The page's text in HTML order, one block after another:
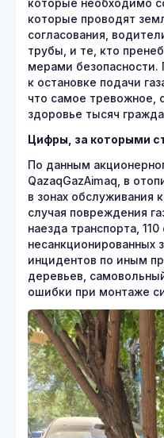
которые необходимо
которые проводят
согласования,
трубы, и те, кто
мерами
к остановке подачи
что самое тревожное,
здоровье тысяч
Цифры, за которыми
По данным
QazaqGazAimaq, в
в зонах обслуживания
случая повреждения
наезда транспорта,
несанкционированных
инцидентов по иным
деревьев,
ошибки при монтаже